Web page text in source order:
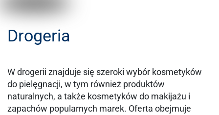
Drogeria
W drogerii znajduje się szeroki wybór kosmetyków
do pielęgnacji, w tym również produktów
naturalnych, a także kosmetyków do makijażu i
zapachów popularnych marek. Oferta obejmuje